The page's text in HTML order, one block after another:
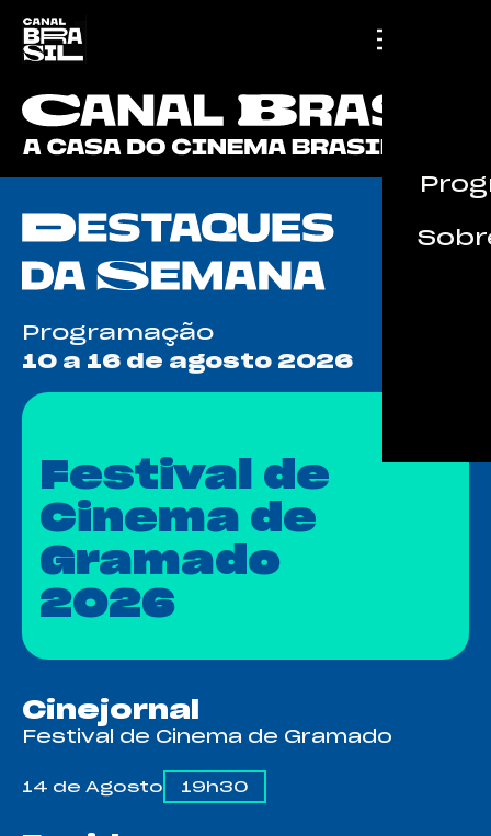
Programação
10 a 16 de agosto 2026
Festival de
Cinema de
Gramado
2026
Cinejornal
Festival de Cinema de Gramado
14 de Agosto 19h30